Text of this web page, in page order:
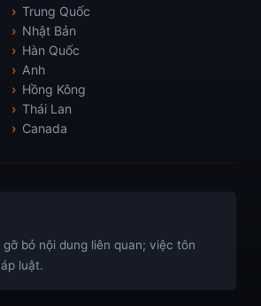
Trung Quốc
Nhật Bản
Hàn Quốc
Anh
Hồng Kông
Thái Lan
Canada
bỏ nội dung liên quan; việc tôn
luật.